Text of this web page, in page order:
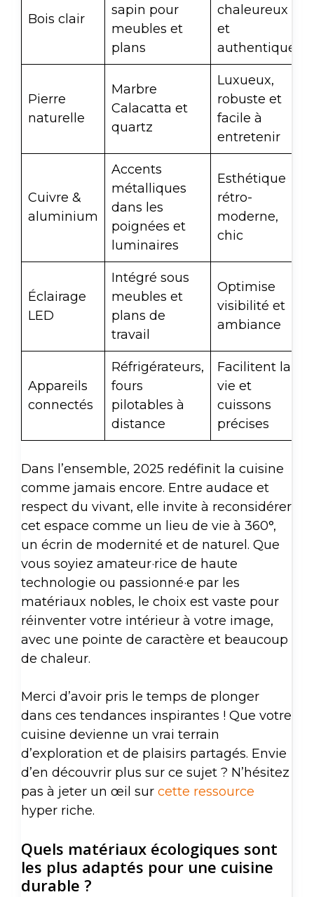
Bois clair
sapin pour
meubles et
plans
chaleureux
et
authentique
Pierre
naturelle
Marbre
Calacatta et
quartz
Luxueux,
robuste et
facile à
entretenir
Cuivre &
aluminium
Accents
métalliques
dans les
poignées et
luminaires
Esthétique
rétro-
moderne,
chic
Éclairage
LED
Intégré sous
meubles et
plans de
travail
Optimise
visibilité et
ambiance
Appareils
connectés
Réfrigérateurs,
fours
pilotables à
distance
Facilitent la
vie et
cuissons
précises
Dans l’ensemble, 2025 redéfinit la cuisine
comme jamais encore. Entre audace et
respect du vivant, elle invite à reconsidérer
cet espace comme un lieu de vie à 360°,
un écrin de modernité et de naturel. Que
vous soyiez amateur·rice de haute
technologie ou passionné·e par les
matériaux nobles, le choix est vaste pour
réinventer votre intérieur à votre image,
avec une pointe de caractère et beaucoup
de chaleur.
Merci d’avoir pris le temps de plonger
dans ces tendances inspirantes ! Que votre
cuisine devienne un vrai terrain
d’exploration et de plaisirs partagés. Envie
d’en découvrir plus sur ce sujet ? N’hésitez
pas à jeter un œil sur cette ressource
hyper riche.
Quels matériaux écologiques sont
les plus adaptés pour une cuisine
durable ?